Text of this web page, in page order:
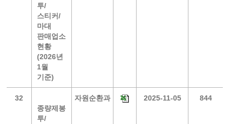
투/
스티커/
마대
판매업소
현황
(2026년
1월
기준)
32
종량제봉
투/
자원순환과 2025-11-05 844